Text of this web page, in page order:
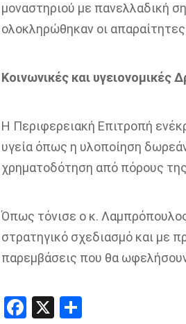
μοναστηριού με πανελλαδική
ολοκληρώθηκαν οι
Κοινωνικές και υγειονομικές
Η Περιφερειακή Επιτροπή
υγεία όπως η υλοποίηση
χρηματοδότηση από πόρους
Όπως τόνισε ο κ.
στρατηγικό σχεδιασμό και με
παρεμβάσεις που θα ωφελήσουν
Facebook
X